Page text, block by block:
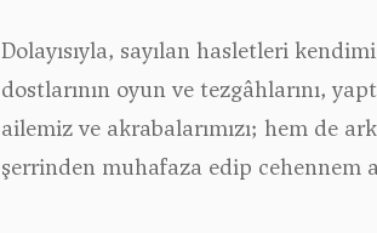
Dolayısıyla, sayılan hasletleri
dostlarının oyun ve tezgâhlarını,
ailemiz ve akrabalarımızı; hem de
şerrinden muhafaza edip